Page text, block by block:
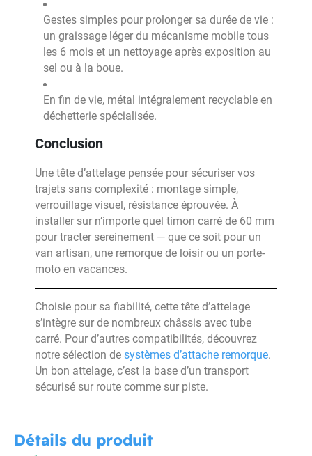
Gestes simples pour prolonger sa durée de vie :
un graissage léger du mécanisme mobile tous
les 6 mois et un nettoyage après exposition au
sel ou à la boue.
En fin de vie, métal intégralement recyclable en
déchetterie spécialisée.
Conclusion
Une tête d’attelage pensée pour sécuriser vos
trajets sans complexité : montage simple,
verrouillage visuel, résistance éprouvée. À
installer sur n’importe quel timon carré de 60 mm
pour tracter sereinement — que ce soit pour un
van artisan, une remorque de loisir ou un porte-
moto en vacances.
Choisie pour sa fiabilité, cette tête d’attelage
s’intègre sur de nombreux châssis avec tube
carré. Pour d’autres compatibilités, découvrez
notre sélection de systèmes d’attache remorque.
Un bon attelage, c’est la base d’un transport
sécurisé sur route comme sur piste.
Détails du produit